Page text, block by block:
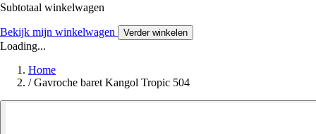
Subtotaal winkelwagen
Bekijk mijn winkelwagen Verder winkelen
Loading...
Home
/ Gavroche baret Kangol Tropic 504